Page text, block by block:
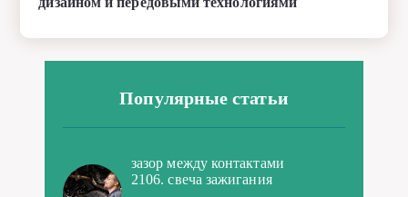
зазор между контактами
2106. свеча зажигания